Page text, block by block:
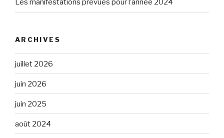
Les manifestations prévues pour l’année 2024
ARCHIVES
juillet 2026
juin 2026
juin 2025
août 2024